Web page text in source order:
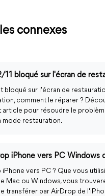
connexes
bloqué sur l'écran de
comment le réparer ?
article pour résoudre le
mode restauration.
iPhone vers PC Windows
vers PC ? Que vous
Mac ou Windows, vous
transférer par AirDrop de